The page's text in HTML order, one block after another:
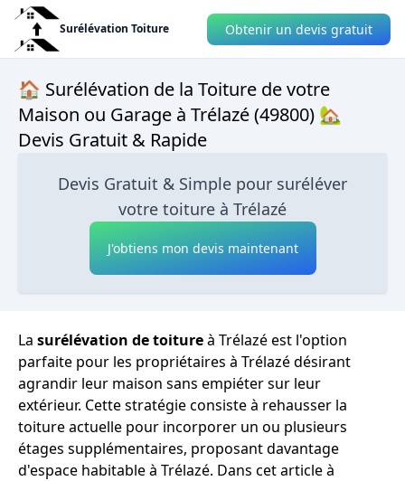
Surélévation Toiture Obtenir un devis gratuit
🏠 Surélévation de la Toiture de votre
Maison ou Garage à Trélazé (49800) 🏡
Devis Gratuit & Rapide
Devis Gratuit & Simple pour suréléver
votre toiture à Trélazé
J'obtiens mon devis maintenant
La surélévation de toitureà Trélazé est l'option
parfaite pour les propriétaires à Trélazé désirant
agrandir leur maison sans empiéter sur leur
extérieur. Cette stratégie consiste à rehausser la
toiture actuelle pour incorporer un ou plusieurs
étages supplémentaires, proposant davantage
d'espace habitable à Trélazé. Dans cet article à